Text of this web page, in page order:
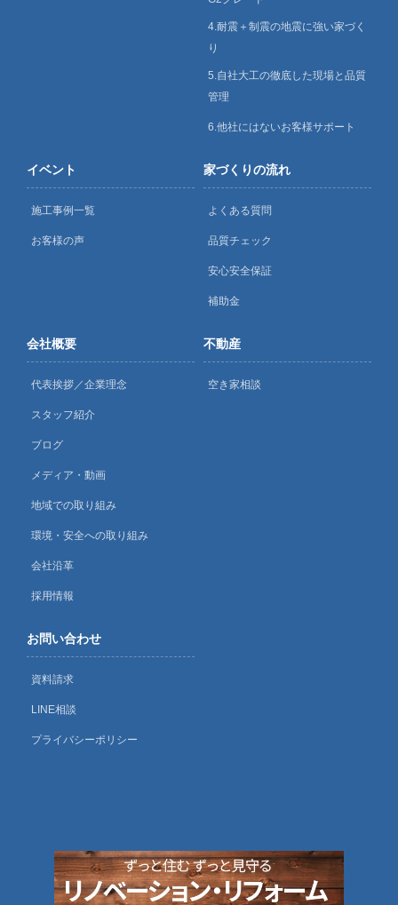
4.耐震＋制震の地震に強い家づく
り
5.自社大工の徹底した現場と品質
管理
6.他社にはないお客様サポート
イベント
施工事例一覧
お客様の声
家づくりの流れ
よくある質問
品質チェック
安心安全保証
補助金
会社概要
代表挨拶／企業理念
スタッフ紹介
ブログ
メディア・動画
地域での取り組み
環境・安全への取り組み
会社沿革
採用情報
不動産
空き家相談
お問い合わせ
資料請求
LINE相談
プライバシーポリシー